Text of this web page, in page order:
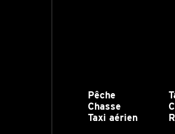
Pêche
Chasse
Taxi aérien